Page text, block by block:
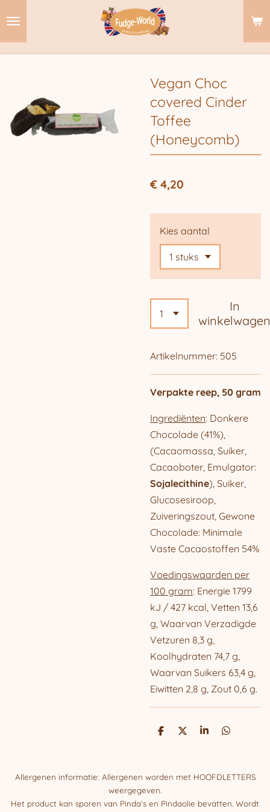
Vegan Choc
covered Cinder
Toffee
(Honeycomb)
€ 4,20
Kies aantal
In
winkelwagen
Artikelnummer: 505
Verpakte reep, 50 gram
Ingrediënten: Donkere
Chocolade (41%),
(Cacaomassa, Suiker,
Cacaoboter, Emulgator:
Sojalecithine), Suiker,
Glucosesiroop,
Zuiveringszout, Gewone
Chocolade: Minimale
Vaste Cacaostoffen 54%
Voedingswaarden per
100 gram: Energie 1799
kJ / 427 kcal, Vetten 13,6
g, Waarvan Verzadigde
Vetzuren 8,3 g,
Koolhydraten 74,7 g,
Waarvan Suikers 63,4 g,
Eiwitten 2,8 g, Zout 0,6 g.
D
n
D
S
e
D
n
Allergenen informatie: Allergenen worden met HOOFDLETTERS
weergegeven.
Het product kan sporen van Pinda’s en Pindaolie bevatten. Wordt